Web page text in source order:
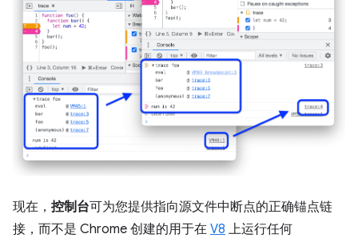
现在， 控制台可为您提供指向源文件中断点的正确锚点链
接，而不是 Chrome 创建的用于在 V8 上运行任何